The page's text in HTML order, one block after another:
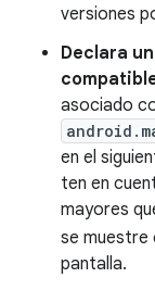
versiones
Declara
asociado
en el
ten en
mayores
se
pantalla.